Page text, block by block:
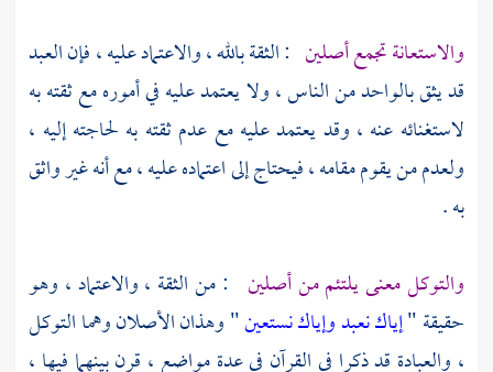
والاستعانة تجمع أصلين : الثقة بالله ، والاعتماد عليه ، فإن العبد
قد يثق بالواحد من الناس ، ولا يعتمد عليه في أموره مع ثقته به
لاستغنائه عنه ، وقد يعتمد عليه مع عدم ثقته به لحاجته إليه ،
ولعدم من يقوم مقامه ، فيحتاج إلى اعتماده عليه ، مع أنه غير واثق
به .
والتوكل معنى يلتئم من أصلين : من الثقة ، والاعتماد ، وهو
حقيقة "إياك نعبد وإياك نستعين" وهذان الأصلان وهما التوكل
، والعبادة قد ذكرا في القرآن في عدة مواضع ، قرن بينهما فيها ،